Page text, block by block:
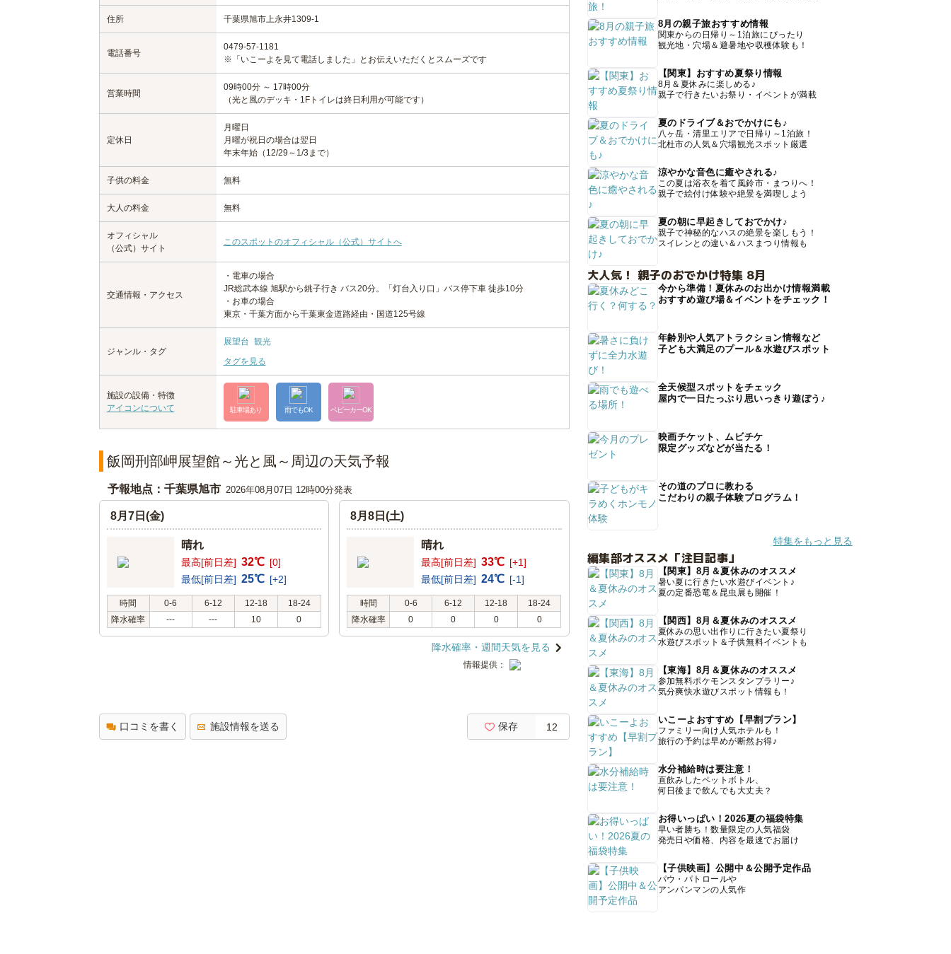
住所 千葉県旭市上永井1309-1
電話番号
0479-57-1181
※「いこーよを見て電話しました」とお伝えいただくとスムーズです
営業時間
09時00分 ～ 17時00分
（光と風のデッキ・1Fトイレは終日利用が可能です）
定休日
月曜日
月曜が祝日の場合は翌日
年末年始（12/29～1/3まで）
子供の料金 無料
大人の料金 無料
オフィシャル
（公式）サイト
このスポットのオフィシャル（公式）サイトへ
交通情報・アクセス
・電車の場合
JR総武本線 旭駅から銚子行き バス20分。「灯台入り口」バス停下車 徒歩10分
・お車の場合
東京・千葉方面から千葉東金道路経由・国道125号線
ジャンル・タグ
展望台 観光
タグを見る
施設の設備・特徴
アイコンについて
駐車場あり 雨でもOK ベビーカーOK
飯岡刑部岬展望館～光と風～周辺の天気予報
予報地点：千葉県旭市 2026年08月07日 12時00分発表
8月7日(金)
晴れ
最高[前日差] 32℃ [0]
最低[前日差] 25℃ [+2]
時間 0-6 6-12 12-18
18-24
降水確率
--- --- 10 0
8月8日(土)
晴れ
最高[前日差] 33℃ [+1]
最低[前日差] 24℃ [-1]
時間 0-6 6-12 12-18
18-24
降水確率
0 0 0 0
降水確率・週間天気を見る
情報提供：
口コミを書く 施設情報を送る 保存 12
8月の親子旅おすすめ情報
関東からの日帰り～1泊旅にぴったり
観光地・穴場＆避暑地や収穫体験も！
【関東】おすすめ夏祭り情報
8月＆夏休みに楽しめる♪
親子で行きたいお祭り・イベントが満載
夏のドライブ＆おでかけにも♪
八ヶ岳・清里エリアで日帰り～1泊旅！
北杜市の人気＆穴場観光スポット厳選
涼やかな音色に癒やされる♪
この夏は浴衣を着て風鈴市・まつりへ！
親子で絵付け体験や絶景を満喫しよう
夏の朝に早起きしておでかけ♪
親子で神秘的なハスの絶景を楽しもう！
スイレンとの違い＆ハスまつり情報も
大人気！ 親子のおでかけ特集 8月
今から準備！夏休みのお出かけ情報満載
おすすめ遊び場＆イベントをチェック！
年齢別や人気アトラクション情報など
子ども大満足のプール＆水遊びスポット
全天候型スポットをチェック
屋内で一日たっぷり思いっきり遊ぼう♪
映画チケット、ムビチケ
限定グッズなどが当たる！
その道のプロに教わる
こだわりの親子体験プログラム！
特集をもっと見る
編集部オススメ「注目記事」
【関東】8月＆夏休みのオススメ
暑い夏に行きたい水遊びイベント♪
夏の定番恐竜＆昆虫展も開催！
【関西】8月＆夏休みのオススメ
夏休みの思い出作りに行きたい夏祭り
水遊びスポット＆子供無料イベントも
【東海】8月＆夏休みのオススメ
参加無料ポケモンスタンプラリー♪
気分爽快水遊びスポット情報も！
いこーよおすすめ【早割プラン】
ファミリー向け人気ホテルも！
旅行の予約は早めが断然お得♪
水分補給時は要注意！
直飲みしたペットボトル、
何日後まで飲んでも大丈夫？
お得いっぱい！2026夏の福袋特集
早い者勝ち！数量限定の人気福袋
発売日や価格、内容を最速でお届け
【子供映画】公開中＆公開予定作品
パウ・パトロールや
アンパンマンの人気作